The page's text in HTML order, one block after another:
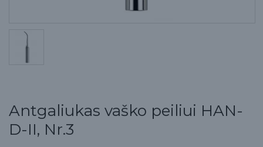
Antgaliukas vaško peiliui HAN-
D-II, Nr.3